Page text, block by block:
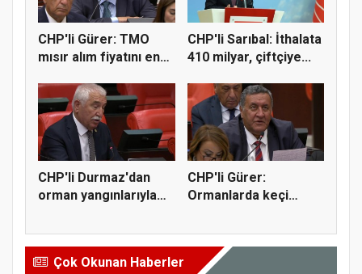
CHP'li Gürer: TMO
mısır alım fiyatını en
CHP'li Sarıbal: İthalata
410 milyar, çiftçiye...
CHP'li Durmaz'dan
orman yangınlarıyla
CHP'li Gürer:
Ormanlarda keçi
Çok Okunan Haberler